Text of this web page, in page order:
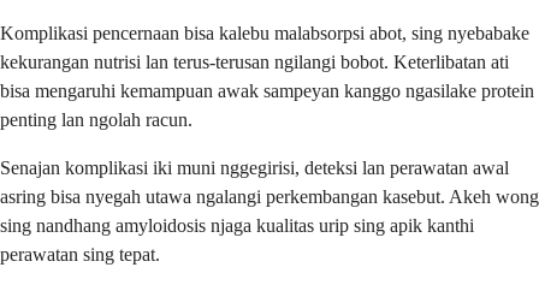
Komplikasi pencernaan bisa kalebu malabsorpsi abot, sing nyebabake
kekurangan nutrisi lan terus-terusan ngilangi bobot. Keterlibatan ati
bisa mengaruhi kemampuan awak sampeyan kanggo ngasilake protein
penting lan ngolah racun.
Senajan komplikasi iki muni nggegirisi, deteksi lan perawatan awal
asring bisa nyegah utawa ngalangi perkembangan kasebut. Akeh wong
sing nandhang amyloidosis njaga kualitas urip sing apik kanthi
perawatan sing tepat.